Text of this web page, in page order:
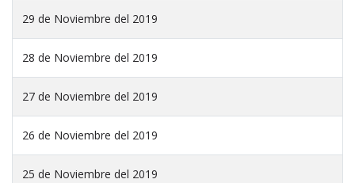
29 de Noviembre del 2019
28 de Noviembre del 2019
27 de Noviembre del 2019
26 de Noviembre del 2019
25 de Noviembre del 2019